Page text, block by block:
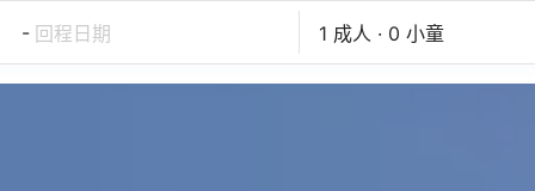
- 回程日期 1 成人 · 0 小童